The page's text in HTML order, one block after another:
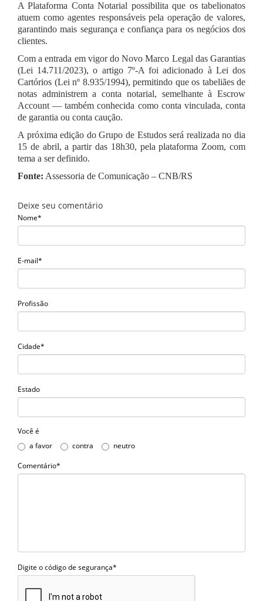
A Plataforma Conta Notarial possibilita que os tabelionatos
atuem como agentes responsáveis pela operação de valores,
garantindo mais segurança e confiança para os negócios dos
clientes.
Com a entrada em vigor do Novo Marco Legal das Garantias
(Lei 14.711/2023), o artigo 7º-A foi adicionado à Lei dos
Cartórios (Lei nº 8.935/1994), permitindo que os tabeliães de
notas administrem a conta notarial, semelhante à Escrow
Account — também conhecida como conta vinculada, conta
de garantia ou conta caução.
A próxima edição do Grupo de Estudos será realizada no dia
15 de abril, a partir das 18h30, pela plataforma Zoom, com
tema a ser definido.
Fonte: Assessoria de Comunicação – CNB/RS
Deixe seu comentário
Nome*
E-mail*
Profissão
Cidade*
Estado
Você é
a favor
contra neutro
Comentário*
Digite o código de segurança*